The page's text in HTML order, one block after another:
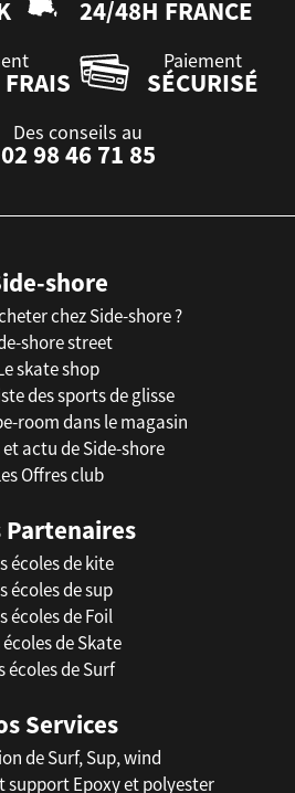
24/48H FRANCE
Paiement
SÉCURISÉ
Des conseils au
02 98 46 71 85
shore
chez Side-shore ?
shore street
skate shop
des sports de glisse
room dans le magasin
et actu de Side-shore
Offres club
Partenaires
écoles de kite
écoles de sup
écoles de Foil
écoles de Skate
écoles de Surf
Services
de Surf, Sup, wind
support Epoxy et polyester